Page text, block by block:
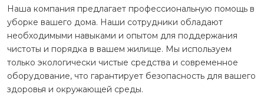
Наша компания предлагает профессиональную помощь в
уборке вашего дома. Наши сотрудники обладают
необходимыми навыками и опытом для поддержания
чистоты и порядка в вашем жилище. Мы используем
только экологически чистые средства и современное
оборудование, что гарантирует безопасность для вашего
здоровья и окружающей среды.